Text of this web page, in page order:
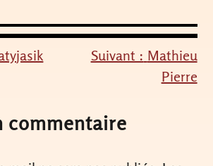
Suivant : Mathieu
Pierre
commentaire